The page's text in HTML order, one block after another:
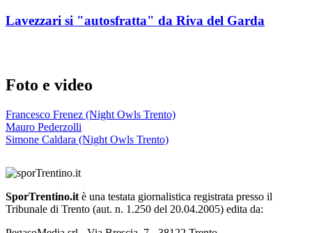
Lavezzari si "autosfratta" da Riva del Garda
Foto e video
Francesco Frenez (Night Owls Trento)
Mauro Pederzolli
Simone Caldara (Night Owls Trento)
SporTrentino.it è una testata giornalistica registrata presso il
Tribunale di Trento (aut. n. 1.250 del 20.04.2005) edita da: